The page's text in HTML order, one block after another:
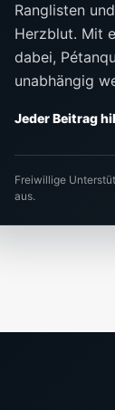
Ranglisten
Herzblut. Mit
dabei,
unabhängig
Jeder Beitrag
Freiwillige
aus.